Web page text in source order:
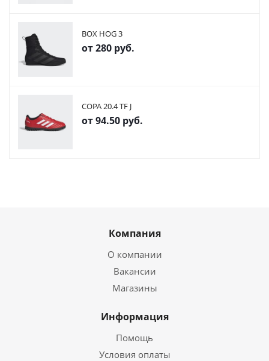
BOX HOG 3
от280 руб.
COPA 20.4 TF J
от94.50 руб.
Компания
О компании
Вакансии
Магазины
Информация
Помощь
Условия оплаты